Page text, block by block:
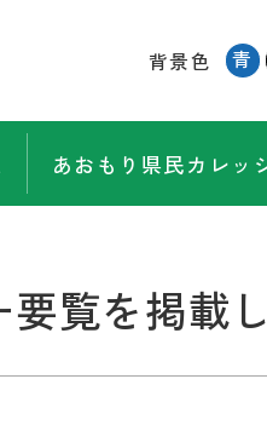
背景色 青
あおもり県民カレッ
覧を掲載し